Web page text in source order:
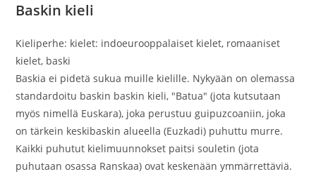
Baskin kieli
Kieliperhe: kielet: indoeurooppalaiset kielet, romaaniset
kielet, baski
Baskia ei pidetä sukua muille kielille. Nykyään on olemassa
standardoitu baskin baskin kieli, "Batua" (jota kutsutaan
myös nimellä Euskara), joka perustuu guipuzcoaniin, joka
on tärkein keskibaskin alueella (Euzkadi) puhuttu murre.
Kaikki puhutut kielimuunnokset paitsi souletin (jota
puhutaan osassa Ranskaa) ovat keskenään ymmärrettäviä.